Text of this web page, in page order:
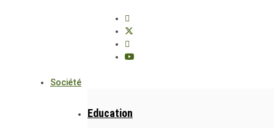
Société
Education